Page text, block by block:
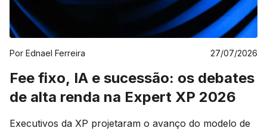
Por Ednael Ferreira 27/07/2026
Fee fixo, IA e sucessão: os debates
de alta renda na Expert XP 2026
Executivos da XP projetaram o avanço do modelo de